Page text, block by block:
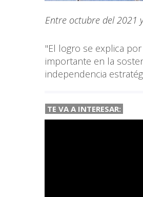
Entre octubre del 2021
"El logro se explica
importante en la
independencia
TE VA A INTERESAR: